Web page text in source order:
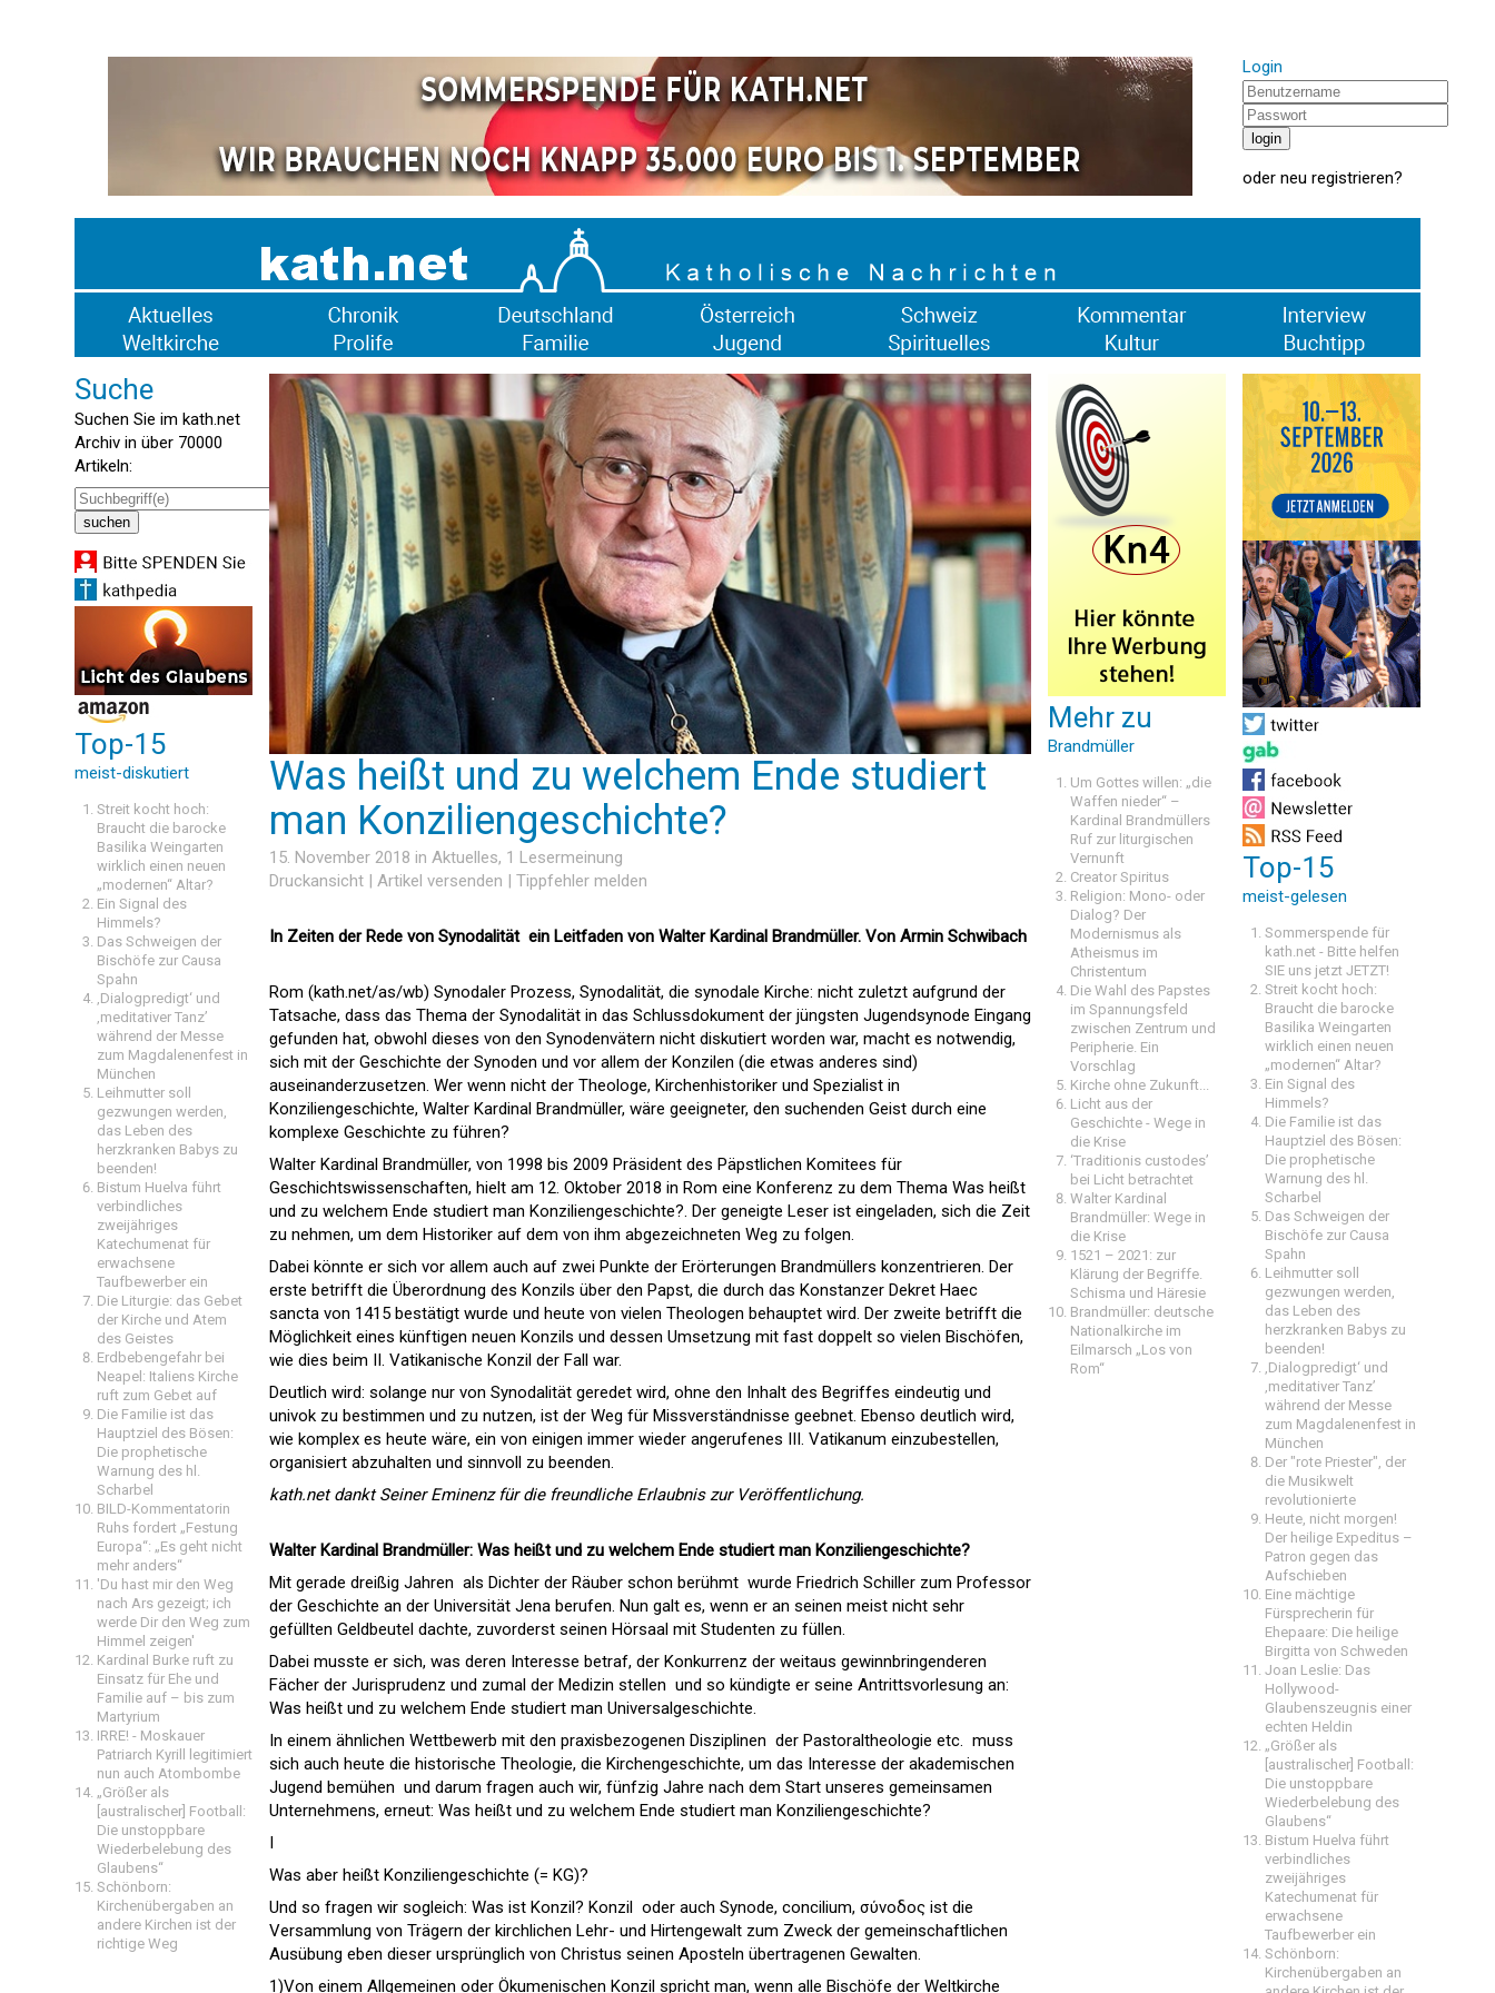
Login
oder neu registrieren?
Suche
Suchen Sie im kath.net
Archiv in über 70000
Artikeln:
Top-15
meist-diskutiert
Streit kocht hoch:
Braucht die barocke
Basilika Weingarten
wirklich einen neuen
„modernen“ Altar?
Ein Signal des
Himmels?
Das Schweigen der
Bischöfe zur Causa
Spahn
‚Dialogpredigt‘ und
‚meditativer Tanz’
während der Messe
zum Magdalenenfest in
München
Leihmutter soll
gezwungen werden,
das Leben des
herzkranken Babys zu
beenden!
Bistum Huelva führt
verbindliches
zweijähriges
Katechumenat für
erwachsene
Taufbewerber ein
Die Liturgie: das Gebet
der Kirche und Atem
des Geistes
Erdbebengefahr bei
Neapel: Italiens Kirche
ruft zum Gebet auf
Die Familie ist das
Hauptziel des Bösen:
Die prophetische
Warnung des hl.
Scharbel
BILD-Kommentatorin
Ruhs fordert „Festung
Europa“: „Es geht nicht
mehr anders“
'Du hast mir den Weg
nach Ars gezeigt; ich
werde Dir den Weg zum
Himmel zeigen'
Kardinal Burke ruft zu
Einsatz für Ehe und
Familie auf – bis zum
Martyrium
IRRE! - Moskauer
Patriarch Kyrill legitimiert
nun auch Atombombe
„Größer als
[australischer] Football:
Die unstoppbare
Wiederbelebung des
Glaubens“
Schönborn:
Kirchenübergaben an
andere Kirchen ist der
richtige Weg
Was heißt und zu welchem Ende studiert
man Konziliengeschichte?
15. November 2018 in Aktuelles, 1 Lesermeinung
Druckansicht | Artikel versenden | Tippfehler melden
In Zeiten der Rede von Synodalität  ein Leitfaden von Walter Kardinal Brandmüller. Von Armin Schwibach
Rom (kath.net/as/wb) Synodaler Prozess, Synodalität, die synodale Kirche: nicht zuletzt aufgrund der
Tatsache, dass das Thema der Synodalität in das Schlussdokument der jüngsten Jugendsynode Eingang
gefunden hat, obwohl dieses von den Synodenvätern nicht diskutiert worden war, macht es notwendig,
sich mit der Geschichte der Synoden und vor allem der Konzilen (die etwas anderes sind)
auseinanderzusetzen. Wer wenn nicht der Theologe, Kirchenhistoriker und Spezialist in
Konziliengeschichte, Walter Kardinal Brandmüller, wäre geeigneter, den suchenden Geist durch eine
komplexe Geschichte zu führen?
Walter Kardinal Brandmüller, von 1998 bis 2009 Präsident des Päpstlichen Komitees für
Geschichtswissenschaften, hielt am 12. Oktober 2018 in Rom eine Konferenz zu dem Thema Was heißt
und zu welchem Ende studiert man Konziliengeschichte?. Der geneigte Leser ist eingeladen, sich die Zeit
zu nehmen, um dem Historiker auf dem von ihm abgezeichneten Weg zu folgen.
Dabei könnte er sich vor allem auch auf zwei Punkte der Erörterungen Brandmüllers konzentrieren. Der
erste betrifft die Überordnung des Konzils über den Papst, die durch das Konstanzer Dekret Haec
sancta von 1415 bestätigt wurde und heute von vielen Theologen behauptet wird. Der zweite betrifft die
Möglichkeit eines künftigen neuen Konzils und dessen Umsetzung mit fast doppelt so vielen Bischöfen,
wie dies beim II. Vatikanische Konzil der Fall war.
Deutlich wird: solange nur von Synodalität geredet wird, ohne den Inhalt des Begriffes eindeutig und
univok zu bestimmen und zu nutzen, ist der Weg für Missverständnisse geebnet. Ebenso deutlich wird,
wie komplex es heute wäre, ein von einigen immer wieder angerufenes III. Vatikanum einzubestellen,
organisiert abzuhalten und sinnvoll zu beenden.
kath.net dankt Seiner Eminenz für die freundliche Erlaubnis zur Veröffentlichung.
Walter Kardinal Brandmüller: Was heißt und zu welchem Ende studiert man Konziliengeschichte?
Mit gerade dreißig Jahren  als Dichter der Räuber schon berühmt  wurde Friedrich Schiller zum Professor
der Geschichte an der Universität Jena berufen. Nun galt es, wenn er an seinen meist nicht sehr
gefüllten Geldbeutel dachte, zuvorderst seinen Hörsaal mit Studenten zu füllen.
Dabei musste er sich, was deren Interesse betraf, der Konkurrenz der weitaus gewinnbringenderen
Fächer der Jurisprudenz und zumal der Medizin stellen  und so kündigte er seine Antrittsvorlesung an:
Was heißt und zu welchem Ende studiert man Universalgeschichte.
In einem ähnlichen Wettbewerb mit den praxisbezogenen Disziplinen  der Pastoraltheologie etc.  muss
sich auch heute die historische Theologie, die Kirchengeschichte, um das Interesse der akademischen
Jugend bemühen  und darum fragen auch wir, fünfzig Jahre nach dem Start unseres gemeinsamen
Unternehmens, erneut: Was heißt und zu welchem Ende studiert man Konziliengeschichte?
I
Was aber heißt Konziliengeschichte (= KG)?
Und so fragen wir sogleich: Was ist Konzil? Konzil  oder auch Synode, concilium, σύνοδος ist die
Versammlung von Trägern der kirchlichen Lehr- und Hirtengewalt zum Zweck der gemeinschaftlichen
Ausübung eben dieser ursprünglich von Christus seinen Aposteln übertragenen Gewalten.
1)Von einem Allgemeinen oder Ökumenischen Konzil spricht man, wenn alle Bischöfe der Weltkirche
Mehr zu
Brandmüller
Um Gottes willen: „die
Waffen nieder“ –
Kardinal Brandmüllers
Ruf zur liturgischen
Vernunft
Creator Spiritus
Religion: Mono- oder
Dialog? Der
Modernismus als
Atheismus im
Christentum
Die Wahl des Papstes
im Spannungsfeld
zwischen Zentrum und
Peripherie. Ein
Vorschlag
Kirche ohne Zukunft...
Licht aus der
Geschichte - Wege in
die Krise
‘Traditionis custodes’
bei Licht betrachtet
Walter Kardinal
Brandmüller: Wege in
die Krise
1521 – 2021: zur
Klärung der Begriffe.
Schisma und Häresie
Brandmüller: deutsche
Nationalkirche im
Eilmarsch „Los von
Rom“
Top-15
meist-gelesen
Sommerspende für
kath.net - Bitte helfen
SIE uns jetzt JETZT!
Streit kocht hoch:
Braucht die barocke
Basilika Weingarten
wirklich einen neuen
„modernen“ Altar?
Ein Signal des
Himmels?
Die Familie ist das
Hauptziel des Bösen:
Die prophetische
Warnung des hl.
Scharbel
Das Schweigen der
Bischöfe zur Causa
Spahn
Leihmutter soll
gezwungen werden,
das Leben des
herzkranken Babys zu
beenden!
‚Dialogpredigt‘ und
‚meditativer Tanz’
während der Messe
zum Magdalenenfest in
München
Der "rote Priester", der
die Musikwelt
revolutionierte
Heute, nicht morgen!
Der heilige Expeditus –
Patron gegen das
Aufschieben
Eine mächtige
Fürsprecherin für
Ehepaare: Die heilige
Birgitta von Schweden
Joan Leslie: Das
Hollywood-
Glaubenszeugnis einer
echten Heldin
„Größer als
[australischer] Football:
Die unstoppbare
Wiederbelebung des
Glaubens“
Bistum Huelva führt
verbindliches
zweijähriges
Katechumenat für
erwachsene
Taufbewerber ein
Schönborn:
Kirchenübergaben an